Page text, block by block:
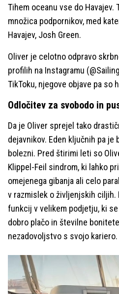
Tihem oceanu vse do Havajev.
množica podpornikov, med
Havajev, Josh Green.
Oliver je celotno odpravo
profilih na Instagramu
TikToku, njegove objave pa so
Odločitev za svobodo in
Da je Oliver sprejel tako
dejavnikov. Eden ključnih pa je
bolezni. Pred štirimi leti so
Klippel-Feil sindrom, ki lahko
omejenega gibanja ali celo
v razmislek o življenjskih ciljih.
funkcij v velikem podjetju, ki
dobro plačo in številne
nezadovoljstvo s svojo kariero.